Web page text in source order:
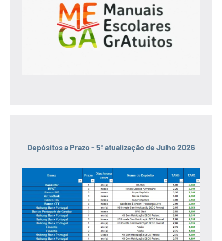
Depósitos a Prazo - 5ª atualização de Julho 2026